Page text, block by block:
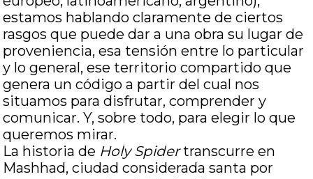
estamos hablando claramente de ciertos
rasgos que puede dar a una obra su lugar de
proveniencia, esa tensión entre lo particular
y lo general, ese territorio compartido que
genera un código a partir del cual nos
situamos para disfrutar, comprender y
comunicar. Y, sobre todo, para elegir lo que
queremos mirar.
La historia de Holy Spidertranscurre en
Mashhad, ciudad considerada santa por